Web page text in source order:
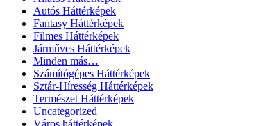
Autós Háttérképek
Fantasy Háttérképek
Filmes Háttérképek
Járműves Háttérképek
Minden más…
Számítógépes Háttérképek
Sztár-Híresség Háttérképek
Természet Háttérképek
Uncategorized
Város háttérképek